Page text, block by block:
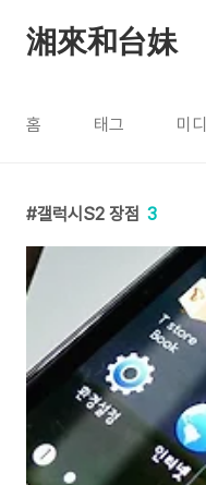
湘來和台妹
홈 태그 미
갤럭시S2 장점 3